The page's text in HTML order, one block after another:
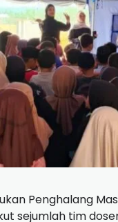
Penghalang
sejumlah tim